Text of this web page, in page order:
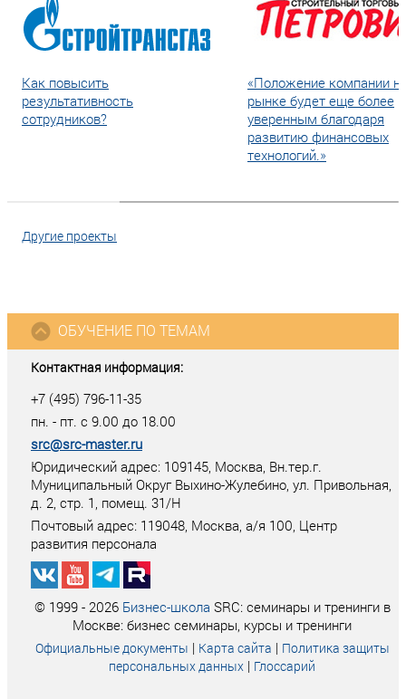
Как повысить
результативность
сотрудников?
«Положение компании
рынке будет еще более
уверенным благодаря
развитию финансовых
технологий.»
Другие проекты
Контактная информация:
+7 (495) 796-11-35
пн. - пт. с 9.00 до 18.00
src@src-master.ru
Юридический адрес: 109145, Москва, Вн.тер.г.
Муниципальный Округ Выхино-Жулебино, ул. Привольная,
д. 2, стр. 1, помещ. 31/Н
Почтовый адрес: 119048, Москва, а/я 100, Центр
развития персонала
ОБУЧЕНИЕ ПО ТЕМАМ
© 1999 - 2026 Бизнес-школа SRC: семинары и тренинги в
Москве: бизнес семинары, курсы и тренинги
Официальные документы | Карта сайта | Политика защиты
персональных данных | Глоссарий